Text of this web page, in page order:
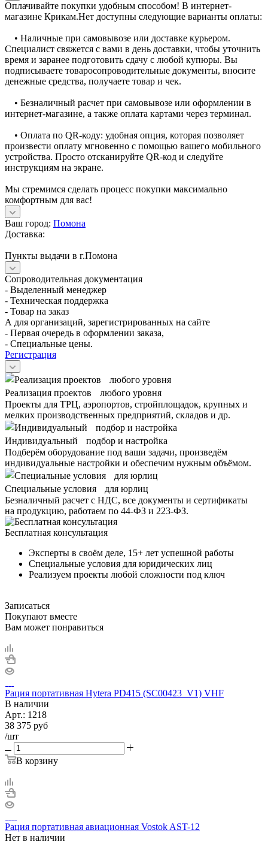
Оплачивайте покупки удобным способом! В интернет-
магазине Крикам.Нет доступны следующие варианты оплаты:
• Наличные при самовывозе или доставке курьером.
Специалист свяжется с вами в день доставки, чтобы уточнить
время и заранее подготовить сдачу с любой купюры. Вы
подписываете товаросопроводительные документы, вносите
денежные средства, получаете товар и чек.
• Безналичный расчет при самовывозе или оформлении в
интернет-магазине, а также оплата картами через терминал.
• Оплата по QR-коду: удобная опция, которая позволяет
произвести оплату мгновенно с помощью вашего мобильного
устройства. Просто отсканируйте QR-код и следуйте
инструкциям на экране.
Мы стремимся сделать процесс покупки максимально
комфортным для вас!
Ваш город: Помона
Доставка:
Пункты выдачи в г.Помона
Сопроводительная документация
- Выделенный менеджер
- Техническая поддержка
- Товар на заказ
А для организаций, зарегистрированных на сайте
- Первая очередь в оформлении заказа,
- Специальные цены.
Регистрация
Реализация проектов любого уровня
Проекты для ТРЦ, аэропортов, стройплощадок, крупных и
мелких производственных предприятий, складов и др.
Индивидуальный подбор и настройка
Подберём оборудование под ваши задачи, произведём
индивидуальные настройки и обеспечим нужным объёмом.
Специальные условия для юрлиц
Безналичный расчет с НДС, все документы и сертификаты
на продукцию, работаем по 44-ФЗ и 223-ФЗ.
Бесплатная консультация
Эксперты в своём деле, 15+ лет успешной работы
Специальные условия для юридических лиц
Реализуем проекты любой сложности под ключ
Записаться
Покупают вместе
Вам может понравиться
Рация портативная Hytera PD415 (SC00423_V1) VHF
В наличии
Арт.: 1218
38 375 руб
/шт
В корзину
Рация портативная авиационная Vostok AST-12
Нет в наличии